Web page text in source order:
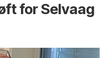
for Selvaag